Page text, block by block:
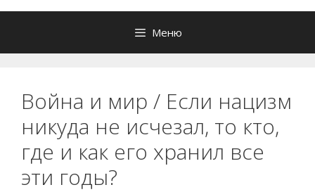
Меню
Война и мир / Если нацизм
никуда не исчезал, то кто,
где и как его хранил все
эти годы?